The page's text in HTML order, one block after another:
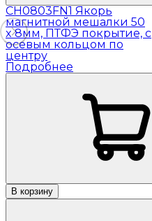
CH0803FN1 Якорь
магнитной мешалки 50
x 8мм, ПТФЭ покрытие, с
осевым кольцом по
центру
Подробнее
В корзину